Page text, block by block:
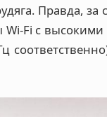
Правда,
Fi с